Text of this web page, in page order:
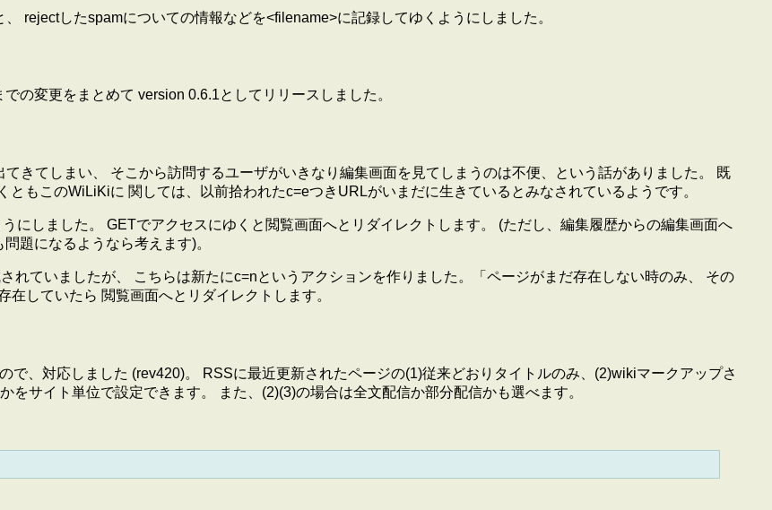
rejectしたspamについての情報などを<filename>に記録してゆくようにしました。
の変更をまとめて version 0.6.1としてリリースしました。
きてしまい、 そこから訪問するユーザがいきなり編集画面を見てしまうのは不便、という話がありました。 既
もこのWiLiKiに 関しては、以前拾われたc=eつきURLがいまだに生きているとみなされているようです。
にしました。 GETでアクセスにゆくと閲覧画面へとリダイレクトします。 (ただし、編集履歴からの編集画面へ
題になるようなら考えます)。
れていましたが、 こちらは新たにc=nというアクションを作りました。「ページがまだ存在しない時のみ、 その
していたら 閲覧画面へとリダイレクトします。
で、対応しました (rev420)。 RSSに最近更新されたページの(1)従来どおりタイトルのみ、(2)wikiマークアップさ
サイト単位で設定できます。 また、(2)(3)の場合は全文配信か部分配信かも選べます。